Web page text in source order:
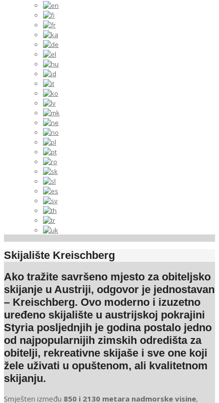
Skijalište Kreischberg
Ako tražite savršeno mjesto za obiteljsko
skijanje u Austriji, odgovor je jednostavan
– Kreischberg. Ovo moderno i izuzetno
uređeno skijalište u austrijskoj pokrajini
Styriaposljednjih je godina postalo jedno
od najpopularnijih zimskih odredišta za
obitelji, rekreativne skijaše i sve one koji
žele uživati u opuštenom, ali kvalitetnom
skijanju.
Smješten između 850 i 2130 metara nadmorske visine,